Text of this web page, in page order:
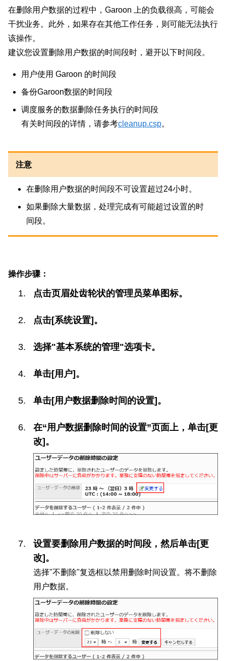
在删除用户数据的过程中，Garoon 上的负载很高，可能会
干扰业务。此外，如果存在其他工作任务，则可能无法执行
该操作。
建议您设置删除用户数据的时间段时，避开以下时间段。
用户使用 Garoon 的时间段
备份Garoon数据的时间段
调度服务的数据删除任务执行的时间段
有关时间段的详情，请参考cleanup.csp。
注意
在删除用户数据的时间段不可设置超过24小时。
如果删除大量数据，处理完成有可能超过设置的时
间段。
操作步骤：
点击页眉处齿轮状的管理员菜单图标。
点击[系统设置]。
选择"基本系统的管理"选项卡。
单击[用户]。
单击[用户数据删除时间的设置]。
在“用户数据删除时间的设置”页面上，单击[更
改]。
设置要删除用户数据的时间段，然后单击[更
改]。
选择"不删除"复选框以禁用删除时间设置。将不删除
用户数据。